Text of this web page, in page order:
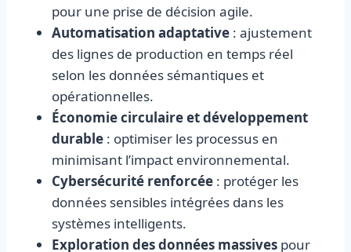
pour une prise de décision agile.
Automatisation adaptative : ajustement
des lignes de production en temps réel
selon les données sémantiques et
opérationnelles.
Économie circulaire et développement
durable : optimiser les processus en
minimisant l’impact environnemental.
Cybersécurité renforcée : protéger les
données sensibles intégrées dans les
systèmes intelligents.
Exploration des données massives pour